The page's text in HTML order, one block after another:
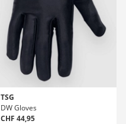
TSG
DW Gloves
CHF 44,95